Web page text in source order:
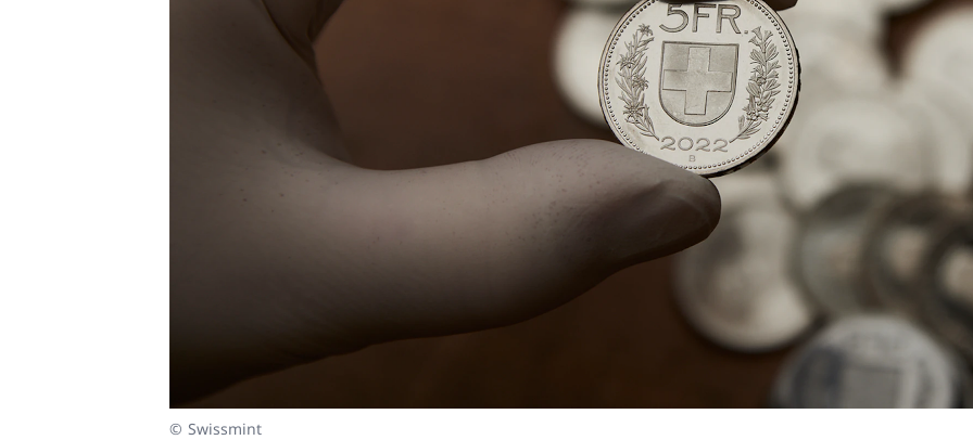
© Swissmint